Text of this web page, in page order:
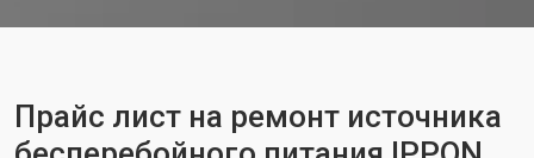
Прайс лист на ремонт источника